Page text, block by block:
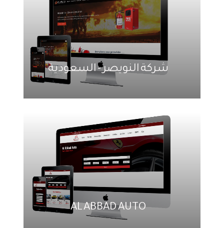
شركة النويصر - السعودية
AL ABBAD AUTO